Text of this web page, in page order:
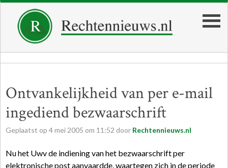
Ontvankelijkheid van per e-mail
ingediend bezwaarschrift
Geplaatst op 4mei 2005 om 11:52 door Rechtennieuws.nl
Nu het Uwv de indiening van het bezwaarschrift per
elektronische post aanvaardde, waartegen zich in de periode